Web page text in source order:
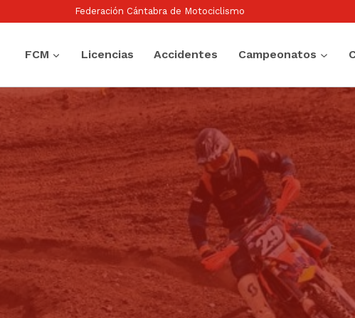
Federación Cántabra de Motociclismo
FCM Licencias Accidentes Campeonatos